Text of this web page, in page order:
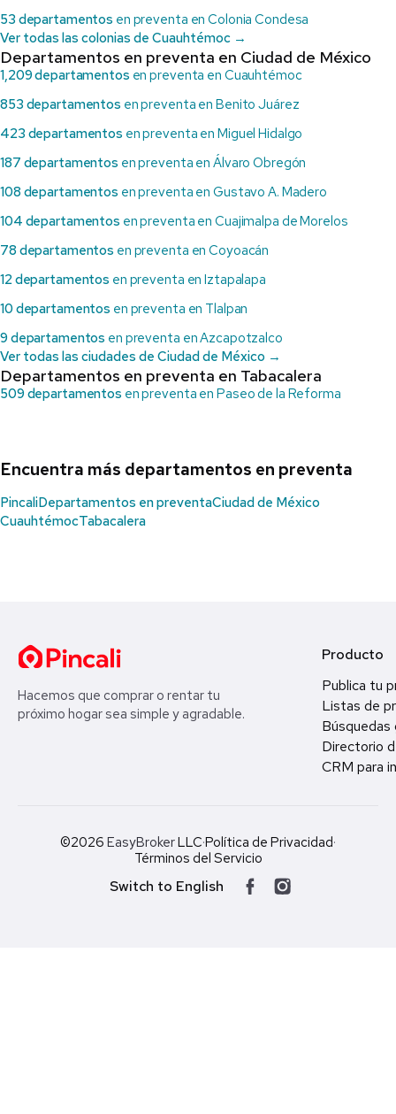
53 departamentos en preventa en Colonia Condesa
Ver todas las colonias de Cuauhtémoc →
Departamentos en preventa en Ciudad de México
1,209 departamentos en preventa en Cuauhtémoc
853 departamentos en preventa en Benito Juárez
423 departamentos en preventa en Miguel Hidalgo
187 departamentos en preventa en Álvaro Obregón
108 departamentos en preventa en Gustavo A. Madero
104 departamentos en preventa en Cuajimalpa de Morelos
78 departamentos en preventa en Coyoacán
12 departamentos en preventa en Iztapalapa
10 departamentos en preventa en Tlalpan
9 departamentos en preventa en Azcapotzalco
Ver todas las ciudades de Ciudad de México →
Departamentos en preventa en Tabacalera
509 departamentos en preventa en Paseo de la Reforma
Encuentra más departamentos en preventa
PincaliDepartamentos en preventaCiudad de México
CuauhtémocTabacalera
Hacemos que comprar o rentar tu
próximo hogar sea simple y agradable.
Producto
Publica tu
Listas de
Búsquedas
Directorio
CRM para
©2026 EasyBrokerLLC·Política de Privacidad·
Términos del Servicio
Switch to English